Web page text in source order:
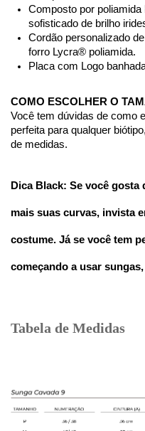
Composto por poliamida
sofisticado de brilho
Cordão personalizado
forro Lycra® poliamida.
Placa com Logo
COMO ESCOLHER O
Você tem dúvidas de como
perfeita para qualquer
de medidas.
Dica Black: Se você gosta
mais suas curvas, invista
costume. Já se você tem
começando a usar
Tabela de Medidas